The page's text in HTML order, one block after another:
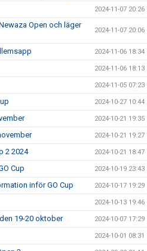
2024-11-07 20:26
Open och läger
2024-11-07 20:06
2024-11-06 18:34
2024-11-06 18:13
2024-11-05 07:23
2024-10-27 10:44
2024-10-21 19:35
2024-10-21 19:27
2 2024 2024-10-21 18:47
Cup 2024-10-19 23:43
inför GO Cup 2024-10-17 19:29
2024-10-13 19:46
19-20 oktober 2024-10-07 17:29
2024-10-01 08:31